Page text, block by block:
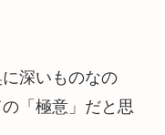
深いものなの
「極意」だと思